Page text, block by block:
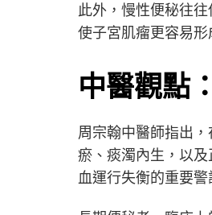
此外，慢性便秘往
使子宮肌瘤更容易形
中醫觀點
周宗翰中醫師指出
瘀、痰濁內生，以
血運行失衡的重要警